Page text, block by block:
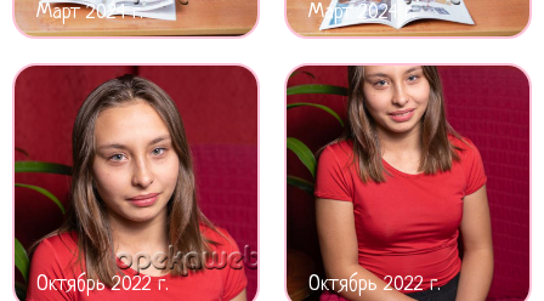
Март 2024 г. Март 2024 г.
Октябрь 2022 г. Октябрь 2022 г.